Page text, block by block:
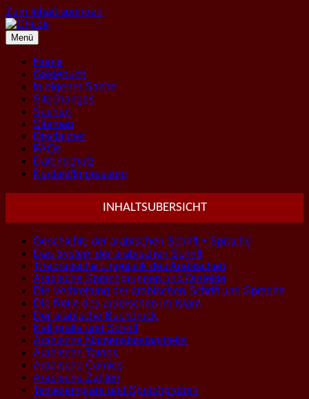
Zum Inhalt springen
Menü
Home
Gästebuch
In eigener Sache
Sitechanges
Suchen
Sitemap
Disclaimer
FAQs
Datenschutz
Kontakt/Impressum
INHALTSUBERSICHT
Geschichte der arabischen Schrift + Sprache
Das System der arabischen Schrift
Theoretische Linguistik des Arabischen
Arabische Sprachgruppen und Dialekte
Die Verbreitung der arabischen Schrift und Sprache
Die Rolle des arabischen im Islam
Der arabische Buchdruck
Kalligrafie und Schrift
Arabische Namensbestandteile
Arabische Tatoos
Arabische Comics
Arabische Zahlen
Textexemplare und Sprachproben